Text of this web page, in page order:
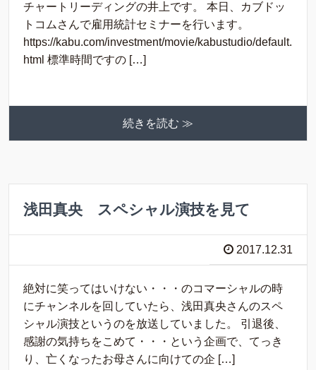
チャートリーディングの井上です。 本日、カブドッ
トコムさんで雇用統計セミナーを行います。
https://kabu.com/investment/movie/kabustudio/default.
html 標準時間ですの […]
続きを読む ≫
浅田真央 スペシャル演技を見て
2017.12.31
絶対に笑ってはいけない・・・のコマーシャルの時
にチャンネルを回していたら、浅田真央さんのスペ
シャル演技というのを放送していました。 引退後、
感謝の気持ちをこめて・・・という企画で、てっき
り、亡くなったお母さんに向けての企 […]